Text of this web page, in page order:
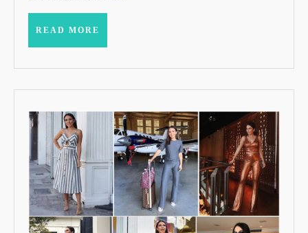
VOGUE
2020
READ MORE